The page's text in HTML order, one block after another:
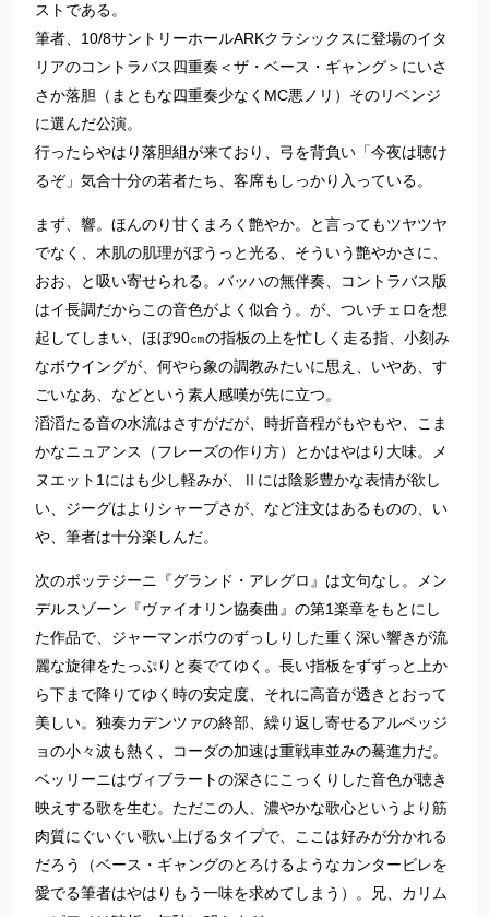
ストである。
筆者、10/8サントリーホールARKクラシックスに登場のイタ
リアのコントラバス四重奏＜ザ・ベース・ギャング＞にいさ
さか落胆（まともな四重奏少なくMC悪ノリ）そのリベンジ
に選んだ公演。
行ったらやはり落胆組が来ており、弓を背負い「今夜は聴け
るぞ」気合十分の若者たち、客席もしっかり入っている。
まず、響。ほんのり甘くまろく艶やか。と言ってもツヤツヤ
でなく、木肌の肌理がぼうっと光る、そういう艶やかさに、
おお、と吸い寄せられる。バッハの無伴奏、コントラバス版
はイ長調だからこの音色がよく似合う。が、ついチェロを想
起してしまい、ほぼ90㎝の指板の上を忙しく走る指、小刻み
なボウイングが、何やら象の調教みたいに思え、いやあ、す
ごいなあ、などという素人感嘆が先に立つ。
滔滔たる音の水流はさすがだが、時折音程がもやもや、こま
かなニュアンス（フレーズの作り方）とかはやはり大味。メ
ヌエット1にはも少し軽みが、Ⅱには陰影豊かな表情が欲し
い、ジーグはよりシャープさが、など注文はあるものの、い
や、筆者は十分楽しんだ。
次のボッテジーニ『グランド・アレグロ』は文句なし。メン
デルスゾーン『ヴァイオリン協奏曲』の第1楽章をもとにし
た作品で、ジャーマンボウのずっしりした重く深い響きが流
麗な旋律をたっぷりと奏でてゆく。長い指板をずずっと上か
ら下まで降りてゆく時の安定度、それに高音が透きとおって
美しい。独奏カデンツァの終部、繰り返し寄せるアルペッジ
ョの小々波も熱く、コーダの加速は重戦車並みの驀進力だ。
ベッリーニはヴィブラートの深さにこっくりした音色が聴き
映えする歌を生む。ただこの人、濃やかな歌心というより筋
肉質にぐいぐい歌い上げるタイプで、ここは好みが分かれる
だろう（ベース・ギャングのとろけるようなカンタービレを
愛でる筆者はやはりもう一味を求めてしまう）。兄、カリム